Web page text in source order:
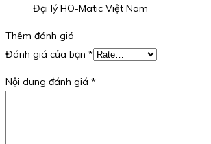
Đại lý HO-Matic Việt Nam
Thêm đánh giá
Đánh giá của bạn *
Nội dung đánh giá *